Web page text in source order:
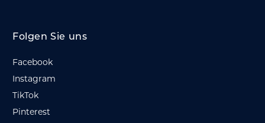
Folgen Sie uns
Facebook
Instagram
TikTok
Pinterest